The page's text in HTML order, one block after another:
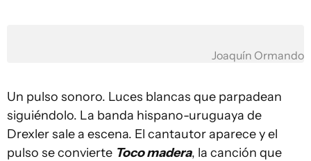
Joaquín Ormando
Un pulso sonoro. Luces blancas que parpadean
siguiéndolo. La banda hispano-uruguaya de
Drexler sale a escena. El cantautor aparece y el
pulso se convierte Toco madera, la canción que